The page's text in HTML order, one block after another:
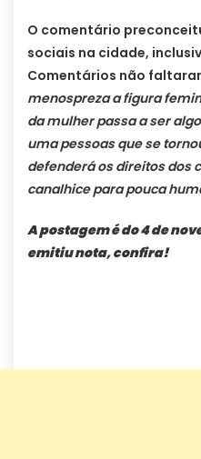
O comentário
sociais na cidade,
Comentários não
menospreza a figura
da mulher passa a ser
uma pessoas que se
defenderá os direitos dos
canalhice para pouca
A postagem é do 4 de
emitiu nota, confira!